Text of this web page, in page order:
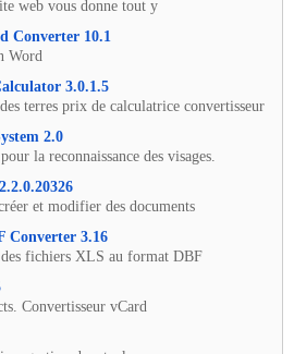
web vous donne tout y
Converter 10.1
Word
3.0.1.5
terres prix de calculatrice convertisseur
2.0
la reconnaissance des visages.
et modifier des documents
Converter 3.16
fichiers XLS au format DBF
Convertisseur vCard